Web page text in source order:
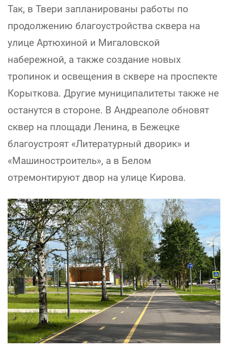
Так, в Твери запланированы работы по
продолжению благоустройства сквера на
улице Артюхиной и Мигаловской
набережной, а также создание новых
тропинок и освещения в сквере на проспекте
Корыткова. Другие муниципалитеты также не
останутся в стороне. В Андреаполе обновят
сквер на площади Ленина, в Бежецке
благоустроят «Литературный дворик» и
«Машиностроитель», а в Белом
отремонтируют двор на улице Кирова.